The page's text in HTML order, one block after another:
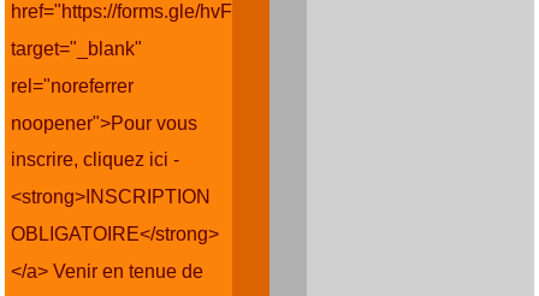
href="https://forms.gle/hvFEn1gMTPQyDn66A"
target="_blank"
rel="noreferrer
noopener">Pour vous
inscrire, cliquez ici -
<strong>INSCRIPTION
OBLIGATOIRE</strong>
</a> Venir en tenue de